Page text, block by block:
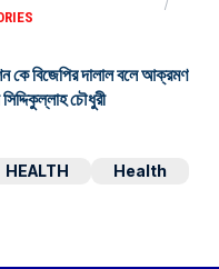
কে বিজেপির দালাল বলে আক্রমণ
চৌধুরী
HEALTH
Health